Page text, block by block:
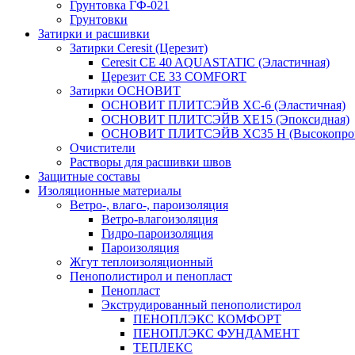
Грунтовка ГФ-021
Грунтовки
Затирки и расшивки
Затирки Ceresit (Церезит)
Ceresit CE 40 AQUASTATIC (Эластичная)
Церезит CE 33 COMFORT
Затирки ОСНОВИТ
ОСНОВИТ ПЛИТСЭЙВ XC-6 (Эластичная)
ОСНОВИТ ПЛИТСЭЙВ XЕ15 (Эпоксидная)
ОСНОВИТ ПЛИТСЭЙВ XС35 Н
Очистители
Растворы для расшивки швов
Защитные составы
Изоляционные материалы
Ветро-, влаго-, пароизоляция
Ветро-влагоизоляция
Гидро-пароизоляция
Пароизоляция
Жгут теплоизоляционный
Пенополистирол и пенопласт
Пенопласт
Экструдированный пенополистирол
ПЕНОПЛЭКС КОМФОРТ
ПЕНОПЛЭКС ФУНДАМЕНТ
ТЕПЛЕКС